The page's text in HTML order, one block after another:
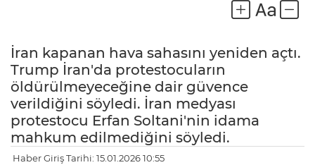
İran kapanan hava sahasını yeniden açtı.
Trump İran'da protestocuların
öldürülmeyeceğine dair güvence
verildiğini söyledi. İran medyası
protestocu Erfan Soltani'nin idama
mahkum edilmediğini söyledi.
Haber Giriş Tarihi: 15.01.2026 10:55